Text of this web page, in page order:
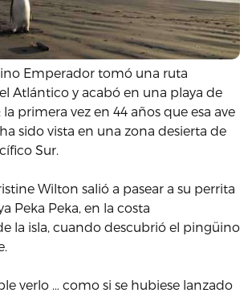
Emperador tomó una ruta
Atlántico y acabó en una playa de
primera vez en 44 años que esa ave
sido vista en una zona desierta de
Sur.
Wilton salió a pasear a su perrita
Peka Peka, en la costa
la isla, cuando descubrió el pingüino
verlo … como si se hubiese lanzado